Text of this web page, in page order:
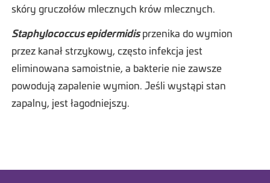
skóry gruczołów mlecznych krów mlecznych.
Staphylococcus epidermidisprzenika do wymion
przez kanał strzykowy, często infekcja jest
eliminowana samoistnie, a bakterie nie zawsze
powodują zapalenie wymion. Jeśli wystąpi stan
zapalny, jest łagodniejszy.